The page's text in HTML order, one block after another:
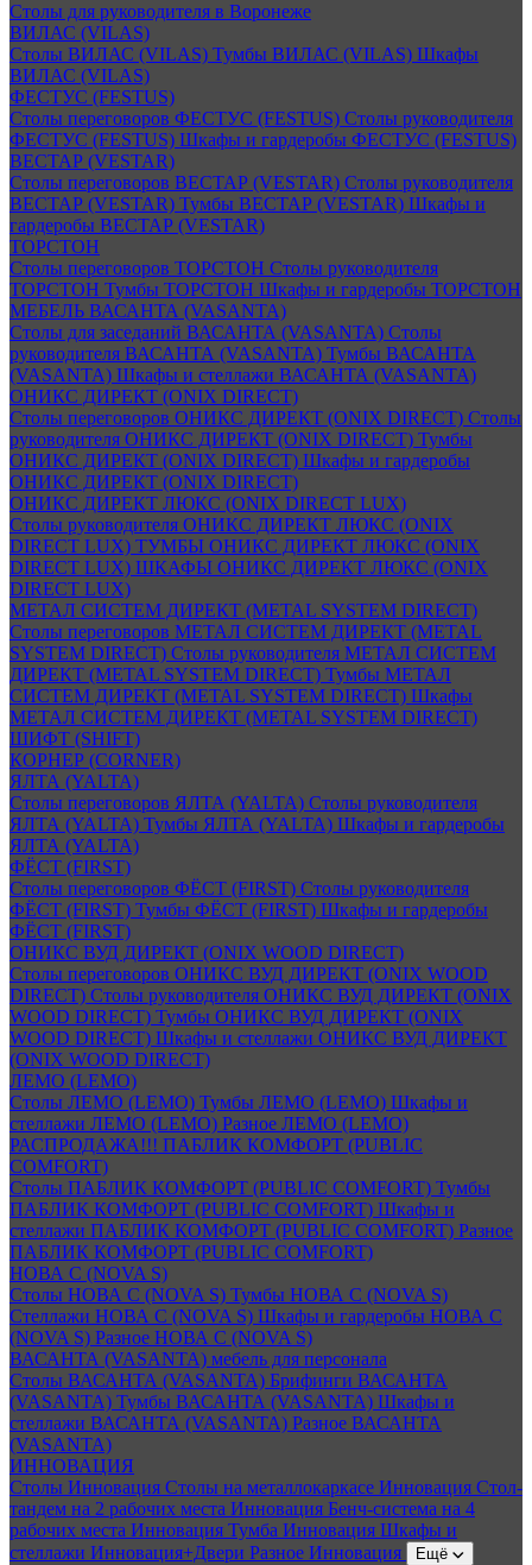
Столы для руководителя в Воронеже
ВИЛАС (VILAS)
Столы ВИЛАС (VILAS) Тумбы ВИЛАС (VILAS) Шкафы
ВИЛАС (VILAS)
ФЕСТУС (FESTUS)
Столы переговоров ФЕСТУС (FESTUS) Столы руководителя
ФЕСТУС (FESTUS) Шкафы и гардеробы ФЕСТУС (FESTUS)
ВЕСТАР (VESTAR)
Столы переговоров ВЕСТАР (VESTAR) Столы руководителя
ВЕСТАР (VESTAR) Тумбы ВЕСТАР (VESTAR) Шкафы и
гардеробы ВЕСТАР (VESTAR)
ТОРСТОН
Столы переговоров ТОРСТОН Столы руководителя
ТОРСТОН Тумбы ТОРСТОН Шкафы и гардеробы ТОРСТОН
МЕБЕЛЬ ВАСАНТА (VASANTA)
Столы для заседаний ВАСАНТА (VASANTA) Столы
руководителя ВАСАНТА (VASANTA) Тумбы ВАСАНТА
(VASANTA) Шкафы и стеллажи ВАСАНТА (VASANTA)
ОНИКС ДИРЕКТ (ONIX DIRECT)
Столы переговоров ОНИКС ДИРЕКТ (ONIX DIRECT) Столы
руководителя ОНИКС ДИРЕКТ (ONIX DIRECT) Тумбы
ОНИКС ДИРЕКТ (ONIX DIRECT) Шкафы и гардеробы
ОНИКС ДИРЕКТ (ONIX DIRECT)
ОНИКС ДИРЕКТ ЛЮКС (ONIX DIRECT LUX)
Столы руководителя ОНИКС ДИРЕКТ ЛЮКС (ONIX
DIRECT LUX) ТУМБЫ ОНИКС ДИРЕКТ ЛЮКС (ONIX
DIRECT LUX) ШКАФЫ ОНИКС ДИРЕКТ ЛЮКС (ONIX
DIRECT LUX)
МЕТАЛ СИСТЕМ ДИРЕКТ (METAL SYSTEM DIRECT)
Столы переговоров МЕТАЛ СИСТЕМ ДИРЕКТ (METAL
SYSTEM DIRECT) Столы руководителя МЕТАЛ СИСТЕМ
ДИРЕКТ (METAL SYSTEM DIRECT) Тумбы МЕТАЛ
СИСТЕМ ДИРЕКТ (METAL SYSTEM DIRECT) Шкафы
МЕТАЛ СИСТЕМ ДИРЕКТ (METAL SYSTEM DIRECT)
ШИФТ (SHIFT)
КОРНЕР (CORNER)
ЯЛТА (YALTA)
Столы переговоров ЯЛТА (YALTA) Столы руководителя
ЯЛТА (YALTA) Тумбы ЯЛТА (YALTA) Шкафы и гардеробы
ЯЛТА (YALTA)
ФЁСТ (FIRST)
Столы переговоров ФЁСТ (FIRST) Столы руководителя
ФЁСТ (FIRST) Тумбы ФЁСТ (FIRST) Шкафы и гардеробы
ФЁСТ (FIRST)
ОНИКС ВУД ДИРЕКТ (ONIX WOOD DIRECT)
Столы переговоров ОНИКС ВУД ДИРЕКТ (ONIX WOOD
DIRECT) Столы руководителя ОНИКС ВУД ДИРЕКТ (ONIX
WOOD DIRECT) Тумбы ОНИКС ВУД ДИРЕКТ (ONIX
WOOD DIRECT) Шкафы и стеллажи ОНИКС ВУД ДИРЕКТ
(ONIX WOOD DIRECT)
ЛЕМО (LEMO)
Столы ЛЕМО (LEMO) Тумбы ЛЕМО (LEMO) Шкафы и
стеллажи ЛЕМО (LEMO) Разное ЛЕМО (LEMO)
РАСПРОДАЖА!!! ПАБЛИК КОМФОРТ (PUBLIC
COMFORT)
Столы ПАБЛИК КОМФОРТ (PUBLIC COMFORT) Тумбы
ПАБЛИК КОМФОРТ (PUBLIC COMFORT) Шкафы и
стеллажи ПАБЛИК КОМФОРТ (PUBLIC COMFORT) Разное
ПАБЛИК КОМФОРТ (PUBLIC COMFORT)
НОВА С (NOVA S)
Столы НОВА С (NOVA S) Тумбы НОВА С (NOVA S)
Стеллажи НОВА С (NOVA S) Шкафы и гардеробы НОВА С
(NOVA S) Разное НОВА С (NOVA S)
ВАСАНТА (VASANTA) мебель для персонала
Столы ВАСАНТА (VASANTA) Брифинги ВАСАНТА
(VASANTA) Тумбы ВАСАНТА (VASANTA) Шкафы и
стеллажи ВАСАНТА (VASANTA) Разное ВАСАНТА
(VASANTA)
ИННОВАЦИЯ
Столы Инновация Столы на металлокаркасе Инновация Стол-
тандем на 2 рабочих места Инновация Бенч-система на 4
рабочих места Инновация Тумба Инновация Шкафы и
стеллажи Инновация+Двери Разное Инновация Ещё